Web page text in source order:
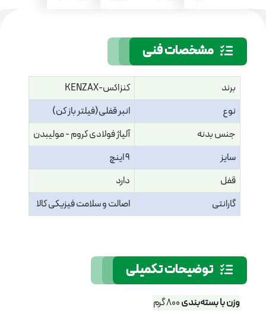
مشخصات فنی
برند
کنزاکس-KENZAX
نوع
انبر قفلی(فیلتر باز کن)
جنس بدنه
آلیاژ فولادی کروم - مولیبدن
سایز
9 اینچ
قفل
دارد
گارانتی
اصالت و سلامت فیزیکی کالا
توضیحات تکمیلی
وزن با بسته‌بندی800 گرم